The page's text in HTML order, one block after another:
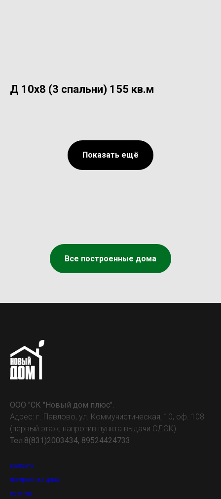
Д 10х8 (3 спальни) 155 кв.м
Показать ещё
Все построенные дома
ООО "СК "Новый дом плюс".
Адрес: г. Павлово, ул. Коммунистическая, 10, оф. 108
(первый этаж, напротив пункта выдачи СДЭК)
Тел.8(831)2003434, 89524424733
контакты
построенные дома
проекты